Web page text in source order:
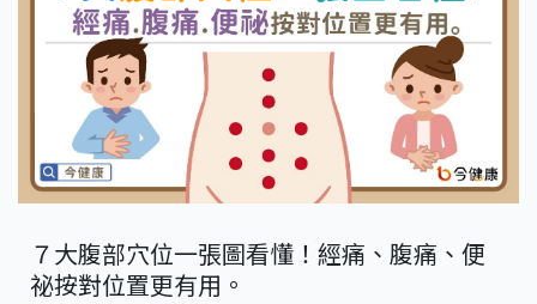
７大腹部穴位一張圖看懂！經痛、腹痛、便
祕按對位置更有用。